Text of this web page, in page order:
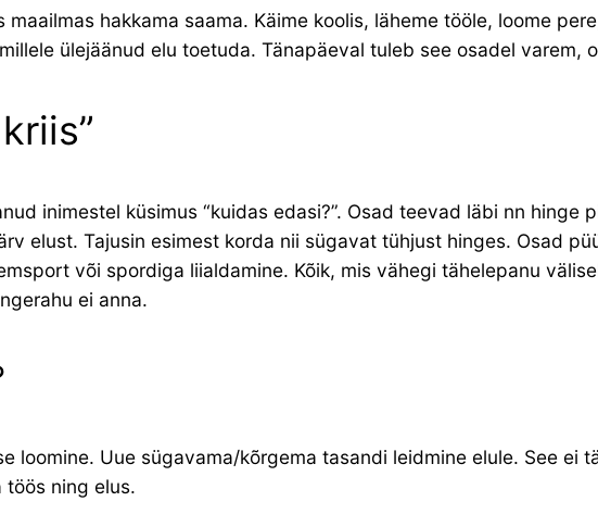
hakkama saama. Käime koolis, läheme tööle, loome
ülejäänud elu toetuda. Tänapäeval tuleb see osadel varem,
inimestel küsimus “kuidas edasi?”. Osad teevad läbi nn hinge
elust. Tajusin esimest korda nii sügavat tühjust hinges. Osad
või spordiga liialdamine. Kõik, mis vähegi tähelepanu
ei anna.
loomine. Uue sügavama/kõrgema tasandi leidmine elule. See ei
ning elus.